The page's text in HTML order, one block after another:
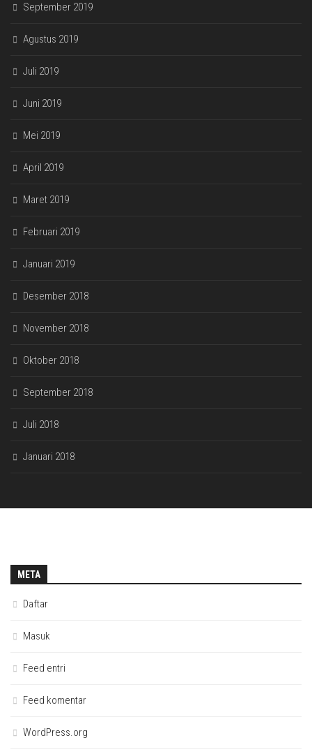
September 2019
Agustus 2019
Juli 2019
Juni 2019
Mei 2019
April 2019
Maret 2019
Februari 2019
Januari 2019
Desember 2018
November 2018
Oktober 2018
September 2018
Juli 2018
Januari 2018
META
Daftar
Masuk
Feed entri
Feed komentar
WordPress.org